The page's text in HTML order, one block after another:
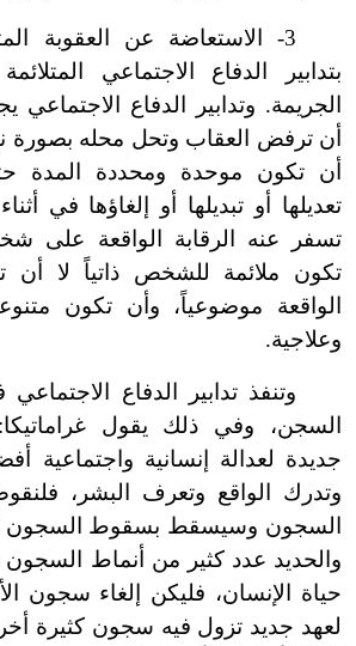
3
-الاستعاضة عن العقوبة
بتدابير الدفاع الاجتماعي
الجريمة. وتدابير الدفاع
أن ترفض العقاب وتحل محله بصورة
أن تكون موحدة ومحددة المدة
تعديلها أو تبديلها أو إلغاؤها في
تسفر عنه الرقابة الواقعة على
تكون ملائمة للشخص ذاتياً لا أن
الواقعة موضوعياً، وأن تكون
وعلاجية.
وتنفذ تدابير الدفاع
السجن، وفي ذلك يقول غراماتيكا:
جديدة لعدالة إنسانية واجتماعية
وتدرك الواقع وتعرف البشر،
السجون وسيسقط بسقوط السجون
والحديد عدد كثير من أنماط السجون
حياة الإنسان، فليكن إلغاء سجون
لعهد جديد تزول فيه سجون كثيرة